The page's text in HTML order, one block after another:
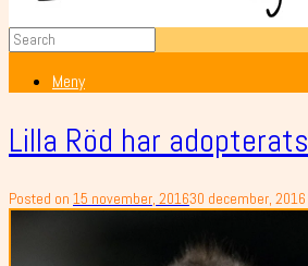
Meny
Lilla Röd har adopterats
Posted on 15 november, 201630 december, 2016